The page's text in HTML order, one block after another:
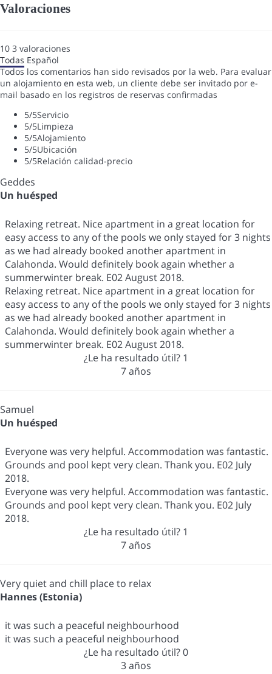
Valoraciones
10 3 valoraciones
Todas Español
Todos los comentarios han sido revisados por la web. Para evaluar
un alojamiento en esta web, un cliente debe ser invitado por e-
mail basado en los registros de reservas confirmadas
5/5Servicio
5/5Limpieza
5/5Alojamiento
5/5Ubicación
5/5Relación calidad-precio
Geddes
Un huésped
Relaxing retreat. Nice apartment in a great location for
easy access to any of the pools we only stayed for 3 nights
as we had already booked another apartment in
Calahonda. Would definitely book again whether a
summerwinter break. E02 August 2018.
Relaxing retreat. Nice apartment in a great location for
easy access to any of the pools we only stayed for 3 nights
as we had already booked another apartment in
Calahonda. Would definitely book again whether a
summerwinter break. E02 August 2018.
¿Le ha resultado útil? 1
7 años
Samuel
Un huésped
Everyone was very helpful. Accommodation was fantastic.
Grounds and pool kept very clean. Thank you. E02 July
2018.
Everyone was very helpful. Accommodation was fantastic.
Grounds and pool kept very clean. Thank you. E02 July
2018.
¿Le ha resultado útil? 1
7 años
Very quiet and chill place to relax
Hannes (Estonia)
it was such a peaceful neighbourhood
it was such a peaceful neighbourhood
¿Le ha resultado útil?0
3 años